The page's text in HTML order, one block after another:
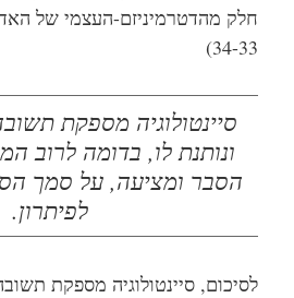
חלק מהדטרמיניזם-העצמי של
34-33)
סיינטולוגיה מספקת תשובה
ונותנת לו, בדומה לרוב
הסבר ומציעה, על סמך
לפיתרון.
לסיכום, סיינטולוגיה מספקת תשובה